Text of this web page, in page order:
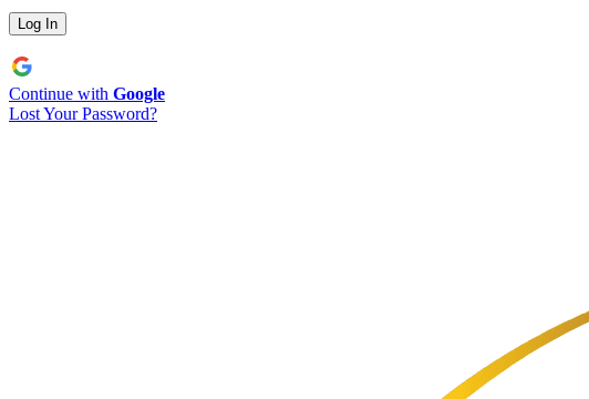
Continue with Google
Lost Your Password?